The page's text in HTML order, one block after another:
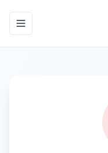
Toggle navigation